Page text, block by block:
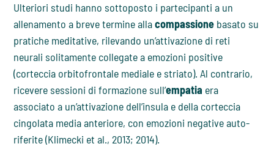
Ulteriori studi hanno sottoposto i partecipanti a un
allenamento a breve termine allacompassione basato su
pratiche meditative, rilevando un’attivazione di reti
neurali solitamente collegate a emozioni positive
(corteccia orbitofrontale mediale e striato). Al contrario,
ricevere sessioni di formazione sull’empatia era
associato a un’attivazione dell’insula e della corteccia
cingolata media anteriore, con emozioni negative auto-
riferite (Klimecki et al., 2013; 2014).